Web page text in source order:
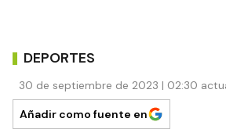
DEPORTES
30 de septiembre de 2023 | 02:30
Añadir como fuente en